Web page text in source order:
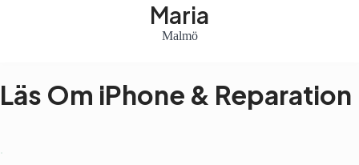
Maria
Malmö
Läs Om iPhone & Reparation
.